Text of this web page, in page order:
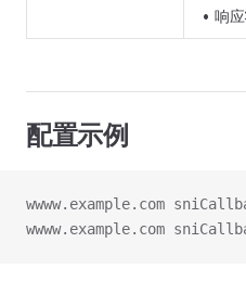
• 响
配置示例
wwww.example.com
wwww.example.com